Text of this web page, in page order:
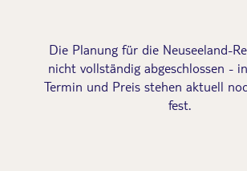
Die Planung für die Neuseeland-
nicht vollständig abgeschlossen -
Termin und Preis stehen aktuell
fest.